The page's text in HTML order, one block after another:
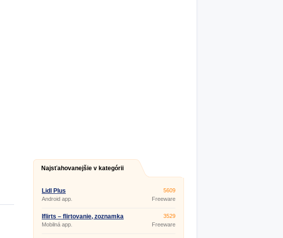
Najsťahovanejšie v kategórii
Lidl Plus
Android app.
5609
Freeware
Iflirts – flirtovanie, zoznamka
a chat 7.0.0
Mobilná app.
3529
Freeware